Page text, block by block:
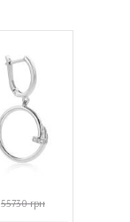
55730 грн